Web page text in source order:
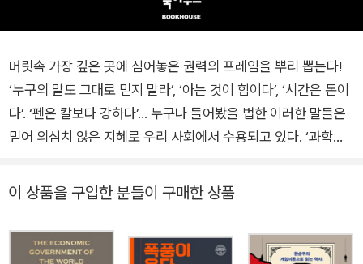
머릿속 가장 깊은 곳에 심어놓은 권력의 프레임을 뿌리 뽑는다!
‘누구의 말도 그대로 믿지 말라’, ‘아는 것이 힘이다’, ‘시간은 돈이
다’. ‘펜은 칼보다 강하다’… 누구나 들어봤을 법한 이러한 말들은
믿어 의심치 않은 지혜로 우리 사회에서 수용되고 있다. ‘과학의
보편적인 신념들은 현대 문명의 성취이자, 우리 사회의 핵심 가치
까? 오히려 너무 당연하게 무비판적으로 수용하여, 그 안에 깃든
역사적 의미를 들여다보는 것을 방해하는 것이 아닐까? 『세계를
이 상품을 구입한 분들이 구매한 상품